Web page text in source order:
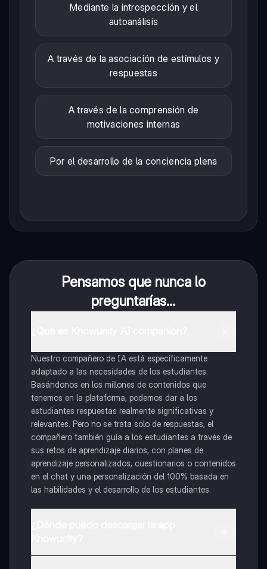
Mediante la introspección y el
autoanálisis
A través de la asociación de estímulos y
respuestas
A través de la comprensión de
motivaciones internas
Por el desarrollo de la conciencia plena
Pensamos que nunca lo
preguntarías...
Nuestro compañero de IA está específicamente
adaptado a las necesidades de los estudiantes.
Basándonos en los millones de contenidos que
tenemos en la plataforma, podemos dar a los
estudiantes respuestas realmente significativas y
relevantes. Pero no se trata solo de respuestas, el
compañero también guía a los estudiantes a través de
sus retos de aprendizaje diarios, con planes de
aprendizaje personalizados, cuestionarios o contenidos
en el chat y una personalización del 100% basada en
las habilidades y el desarrollo de los estudiantes.